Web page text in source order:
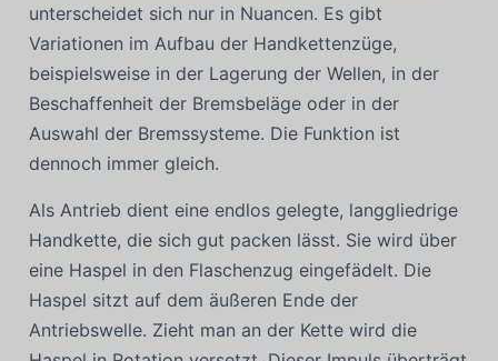
unterscheidet sich nur in Nuancen. Es gibt
Variationen im Aufbau der Handkettenzüge,
beispielsweise in der Lagerung der Wellen, in der
Beschaffenheit der Bremsbeläge oder in der
Auswahl der Bremssysteme. Die Funktion ist
dennoch immer gleich.
Als Antrieb dient eine endlos gelegte, langgliedrige
Handkette, die sich gut packen lässt. Sie wird über
eine Haspel in den Flaschenzug eingefädelt. Die
Haspel sitzt auf dem äußeren Ende der
Antriebswelle. Zieht man an der Kette wird die